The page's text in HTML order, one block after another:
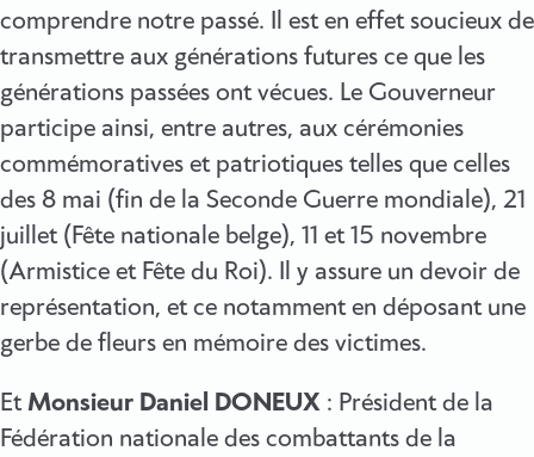
comprendre notre passé. Il est en effet soucieux de
transmettre aux générations futures ce que les
générations passées ont vécues. Le Gouverneur
participe ainsi, entre autres, aux cérémonies
commémoratives et patriotiques telles que celles
des 8 mai (fin de la Seconde Guerre mondiale), 21
juillet (Fête nationale belge), 11 et 15 novembre
(Armistice et Fête du Roi). Il y assure un devoir de
représentation, et ce notamment en déposant une
gerbe de fleurs en mémoire des victimes.
EtMonsieur Daniel DONEUX : Président de la
Fédération nationale des combattants de la